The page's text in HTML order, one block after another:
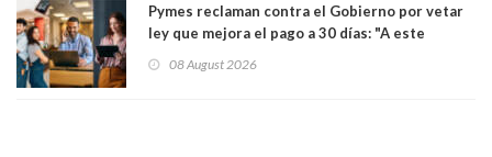
Pymes reclaman contra el Gobierno por vetar
ley que mejora el pago a 30 días: "A este
medianas empresas"
08 August 2026